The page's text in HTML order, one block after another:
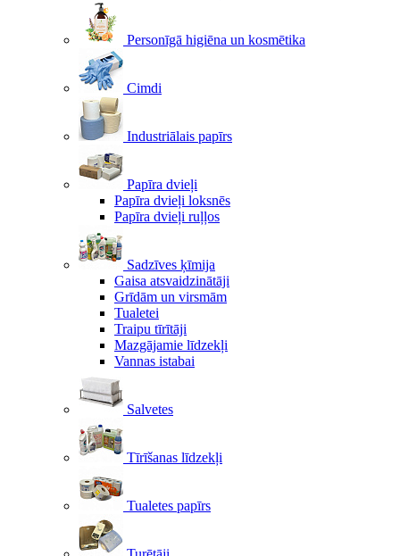
Personīgā higiēna un kosmētika
Cimdi
Industriālais papīrs
Papīra dvieļi
Papīra dvieļi loksnēs
Papīra dvieļi ruļļos
Sadzīves ķīmija
Gaisa atsvaidzinātāji
Grīdām un virsmām
Tualetei
Traipu tīrītāji
Mazgājamie līdzekļi
Vannas istabai
Salvetes
Tīrīšanas līdzekļi
Tualetes papīrs